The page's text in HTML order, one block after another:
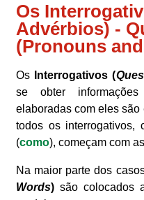
Os
Advérbios) -
(Pronouns
Os Interrogativos (
se obter
elaboradas com eles são
todos os interrogativos,
(como), começam com
Na maior parte dos
Words)são colocados